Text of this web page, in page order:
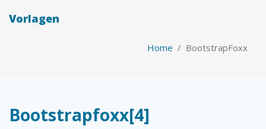
Vorlagen
Home BootstrapFoxx
Bootstrapfoxx[4]